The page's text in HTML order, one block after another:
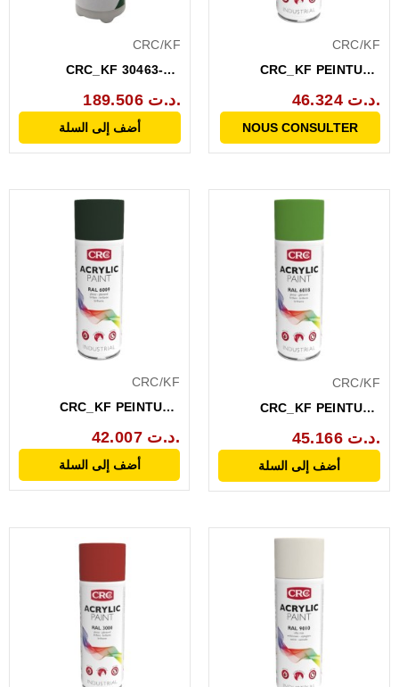
CRC/KF
CRC_KF 30463-AE
189.506 د.ت.
أضف إلى السلة
CRC/KF
CRC_KF PEINTURE
RESEDA RAL...46.324 د.ت.
NOUS CONSULTER
CRC/KF
CRC_KF PEINTURE
RAL...42.007 د.ت.
أضف إلى السلة
CRC/KF
CRC_KF PEINTURE
RAL...45.166 د.ت.
أضف إلى السلة